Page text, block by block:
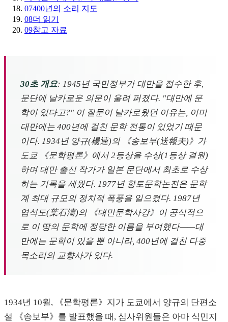
07400년의 소리 지도
08더 읽기
09참고 자료
30초 개요: 1945년 국민정부가 대만을 접수한 후,
문단에 날카로운 의문이 울려 퍼졌다. "대만에 문
학이 있다고?" 이 질문이 날카로웠던 이유는, 이미
대만에는 400년에 걸친 문학 전통이 있었기 때문
이다. 1934년 양규(楊逵)의 《송보부(送報夫)》가
도쿄 《문학평론》에서 2등상을 수상(1등상 결원)
하며 대만 출신 작가가 일본 문단에서 최초로 수상
하는 기록을 세웠다. 1977년 향토문학논전은 문학
계 최대 규모의 정치적 폭풍을 일으켰다. 1987년
엽석도(葉石濤)의 《대만문학사강》이 공식적으
로 이 땅의 문학에 정당한 이름을 부여했다——대
만에는 문학이 있을 뿐 아니라, 400년에 걸친 다중
목소리의 교향사가 있다.
1934년 10월, 《문학평론》지가 도쿄에서 양규의 단편소
설 《송보부》를 발표했을 때, 심사위원들은 아마 식민지